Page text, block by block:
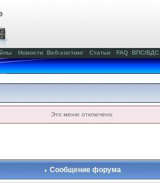
Новости Веб-хостинг Статьи FAQ ВПС/ВДС
Это меню отключено
Сообщение форума